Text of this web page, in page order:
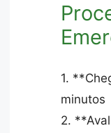
1.
minutos
2.